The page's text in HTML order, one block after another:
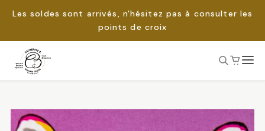
Les soldes sont arrivés, n'hésitez pas à consulter les
points de croix
Passer